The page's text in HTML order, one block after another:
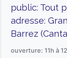
public: Tout
adresse:
Barrez
ouverture: 11h à